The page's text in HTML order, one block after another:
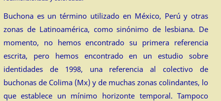
Buchona es un término utilizado en México, Perú y otras
zonas de Latinoamérica, como sinónimo de lesbiana. De
momento, no hemos encontrado su primera referencia
escrita, pero hemos encontrado en un estudio sobre
identidades de 1998, una referencia al colectivo de
buchonas de Colima (Mx) y de muchas zonas colindantes, lo
que establece un mínimo horizonte temporal. Tampoco